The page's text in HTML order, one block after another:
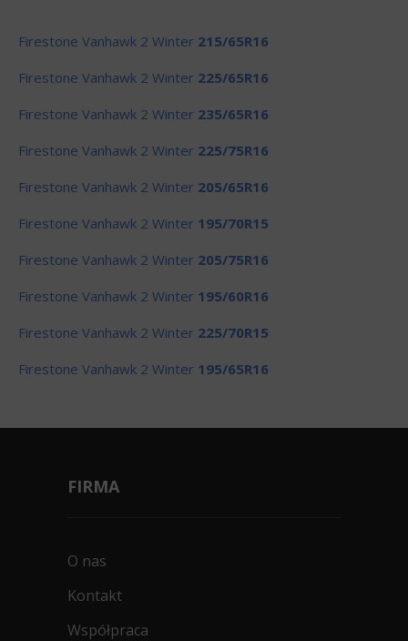
Firestone Vanhawk 2 Winter 215/65R16
Firestone Vanhawk 2 Winter 225/65R16
Firestone Vanhawk 2 Winter 235/65R16
Firestone Vanhawk 2 Winter 225/75R16
Firestone Vanhawk 2 Winter 205/65R16
Firestone Vanhawk 2 Winter 195/70R15
Firestone Vanhawk 2 Winter 205/75R16
Firestone Vanhawk 2 Winter 195/60R16
Firestone Vanhawk 2 Winter 225/70R15
Firestone Vanhawk 2 Winter 195/65R16
FIRMA
O nas
Kontakt
Współpraca